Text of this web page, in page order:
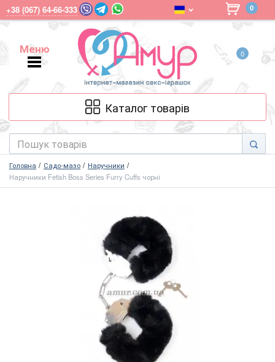
+38 (067) 64-66-333 0
Меню
Меню
0
Каталог товарів
Головна Садо-мазо
Наручники
Наручники Fetish Boss Series Furry Cuffs чорні